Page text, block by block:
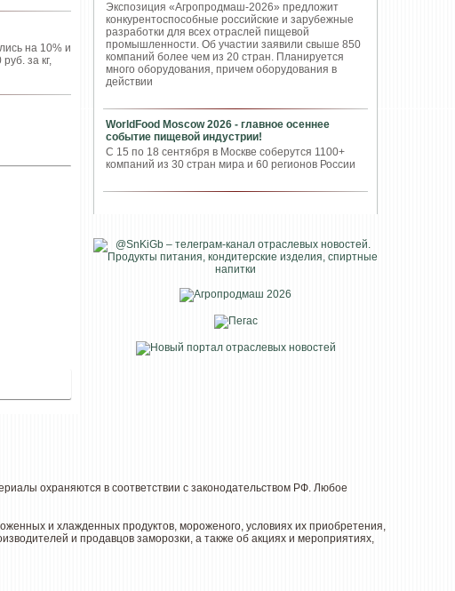
Экспозиция «Агропродмаш-2026» предложит
конкурентоспособные российские и зарубежные
разработки для всех отраслей пищевой
промышленности. Об участии заявили свыше 850
компаний более чем из 20 стран. Планируется
много оборудования, причем оборудования в
действии
WorldFood Moscow 2026 - главное осеннее
событие пищевой индустрии!
С 15 по 18 сентября в Москве соберутся 1100+
компаний из 30 стран мира и 60 регионов России
на 10% и
за кг,
охраняются в соответствии с законодательством РФ. Любое
и хлажденных продуктов, мороженого, условиях их приобретения,
и продавцов заморозки, а также об акциях и мероприятиях,